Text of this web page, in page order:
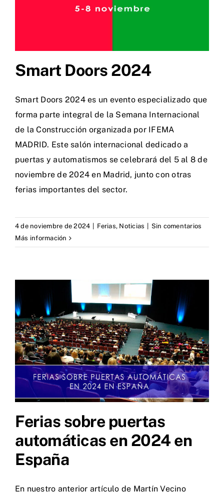
Smart Doors 2024
Smart Doors 2024 es un evento especializado que
forma parte integral de la Semana Internacional
de la Construcción organizada por IFEMA
MADRID. Este salón internacional dedicado a
puertas y automatismos se celebrará del 5 al 8 de
noviembre de 2024 en Madrid, junto con otras
ferias importantes del sector.
4 de noviembre de 2024 Ferias, Noticias
Sin comentarios
Más información
Ferias sobre puertas
automáticas en 2024 en
España
En nuestro anterior artículo de Martín Vecino